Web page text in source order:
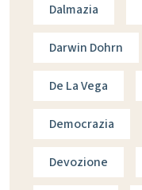
Dalmazia
Darwin Dohrn
De La Vega
Democrazia
Devozione